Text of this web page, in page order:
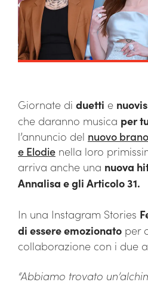
Giornate di duetti e
che daranno musica per
l’annuncio del nuovo
e Elodie nella loro
arriva anche una nuova
Annalisa e gli Articolo 31.
In una Instagram Stories
di essere emozionato per
collaborazione con i due
“Abbiamo trovato